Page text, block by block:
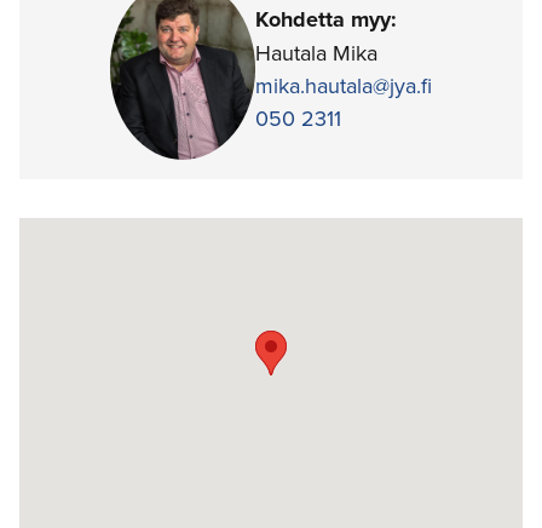
Kohdetta myy:
Hautala Mika
mika.hautala@jya.fi
050 2311